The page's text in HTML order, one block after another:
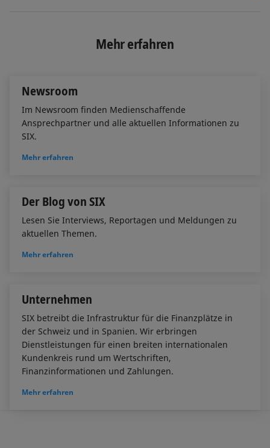
e
d
o
l
Mehr erfahren
Newsroom
Im Newsroom finden Medienschaffende
Ansprechpartner und alle aktuellen Informationen zu
SIX.
Mehr erfahren
Der Blog von SIX
Lesen Sie Interviews, Reportagen und Meldungen zu
aktuellen Themen.
Mehr erfahren
Unternehmen
SIX betreibt die Infrastruktur für die Finanzplätze in
der Schweiz und in Spanien. Wir erbringen
Dienstleistungen für einen breiten internationalen
Kundenkreis rund um Wertschriften,
Finanzinformationen und Zahlungen.
Mehr erfahren